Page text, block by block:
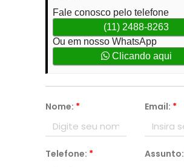
Fale conosco pelo telefone
(11) 2488-8263
Ou em nosso WhatsApp
Clicando aqui
Nome: * Email: *
Telefone: * Assunto: